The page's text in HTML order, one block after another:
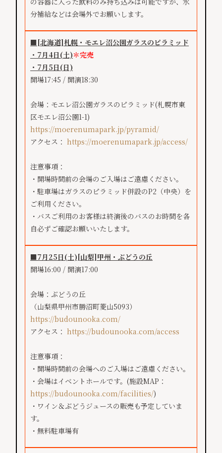
分補給などは会場外でお願いします。
■[北海道]札幌・モエレ沼公園ガラスのピラミッド
・7月4日(土)＊完売
・7月5日(日)
開場17:45 / 開演18:30
会場：モエレ沼公園ガラスのピラミッド(札幌市東
区モエレ沼公園1-1)
https://moerenumapark.jp/pyramid/
アクセス： https://moerenumapark.jp/access/
注意事項：
・開場時間前の会場のご入場はご遠慮ください。
・駐車場はガラスのピラミッド併設のP2（中央）を
ご利用ください。
・バスご利用のお客様は終演後のバスのお時間を各
自必ずご確認お願いいたします。​​
■7月25日(土)[山梨]甲州・ぶどうの丘
開場16:00 / 開演17:00
会場：ぶどうの丘
（山梨県甲州市勝沼町菱山5093）
https://budounooka.com/
アクセス： https://budounooka.com/access
注意事項：
・開場時間前の会場へのご入場はご遠慮ください。
・会場はイベントホールです。(施設MAP：
https://budounooka.com/facilities/)
・ワイン＆ぶどうジュースの販売も予定していま
す。
・無料駐車場有